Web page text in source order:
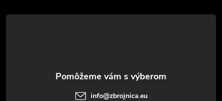
á
info@zbrojnica.eu